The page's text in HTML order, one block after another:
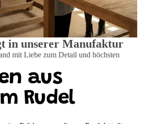
in unserer Manufaktur
mit Liebe zum Detail und höchsten
aus
Rudel